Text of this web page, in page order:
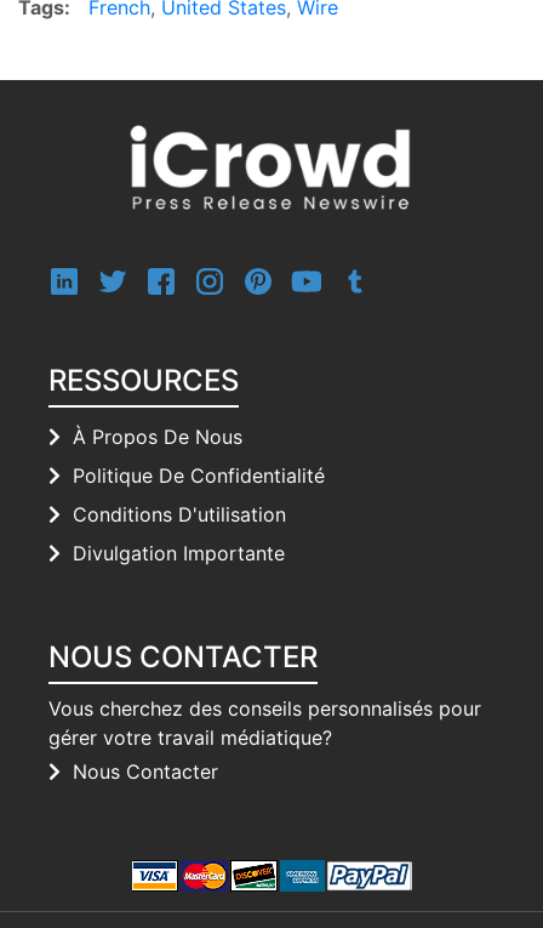
Tags: French, United States, Wire
RESSOURCES
À Propos De Nous
Politique De Confidentialité
Conditions D'utilisation
Divulgation Importante
NOUS CONTACTER
Vous cherchez des conseils personnalisés pour
gérer votre travail médiatique?
Nous Contacter